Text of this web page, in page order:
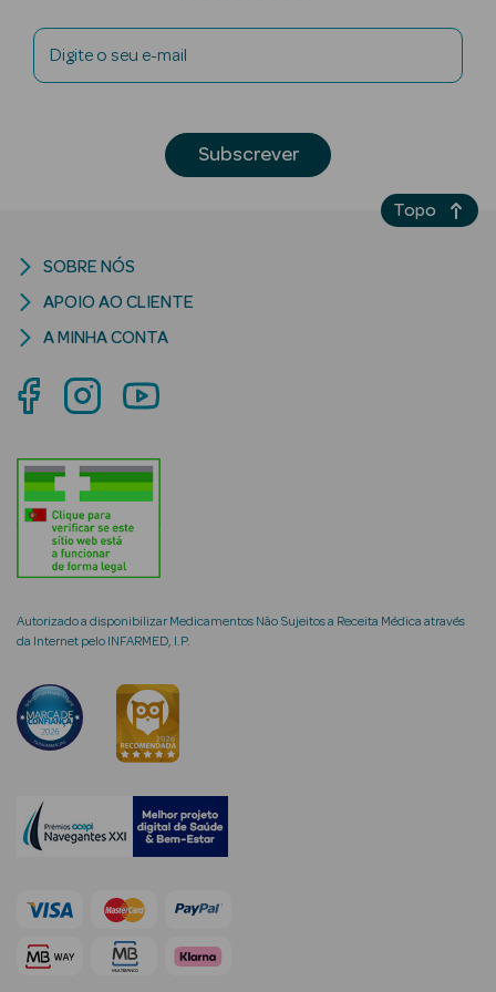
Oferta Estética
- Beauty
Ver Tudo
Perfumes
Digite o seu e-mail
Subscrever
Autorizado a disponibilizar Medicamentos Não Sujeitos a Receita Médica através
da Internet pelo INFARMED, I.P.
SOBRE NÓS
APOIO AO CLIENTE
A MINHA CONTA
Topo